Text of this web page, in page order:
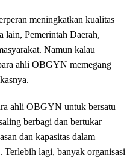
meningkatkan kualitas
lain, Pemerintah Daerah,
Namun kalau
ahli OBGYN memegang
ahli OBGYN untuk bersatu
berbagi dan bertukar
dan kapasitas dalam
Terlebih lagi, banyak organisasi